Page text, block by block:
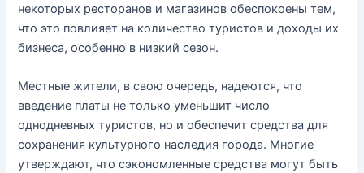
некоторых ресторанов и магазинов обеспокоены тем,
что это повлияет на количество туристов и доходы их
бизнеса, особенно в низкий сезон.
Местные жители, в свою очередь, надеются, что
введение платы не только уменьшит число
однодневных туристов, но и обеспечит средства для
сохранения культурного наследия города. Многие
утверждают, что сэкономленные средства могут быть